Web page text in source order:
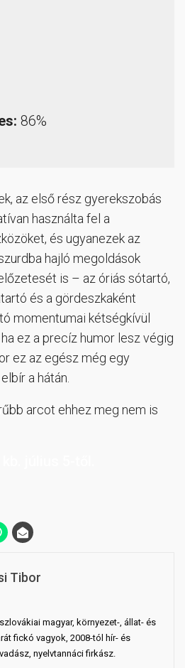
86%
az első rész gyerekszobás
használta fel a
és ugyanezek az
hajló megoldások
is – az óriás sótartó,
és a gördeszkaként
momentumai kétségkívül
ez a precíz humor lesz végig
ez az egész még egy
a hátán.
arcot ehhez meg nem is
Tibor
magyar, környezet-, állat- és
fickó vagyok, 2008-tól hír- és
nyelvtannáci firkász.